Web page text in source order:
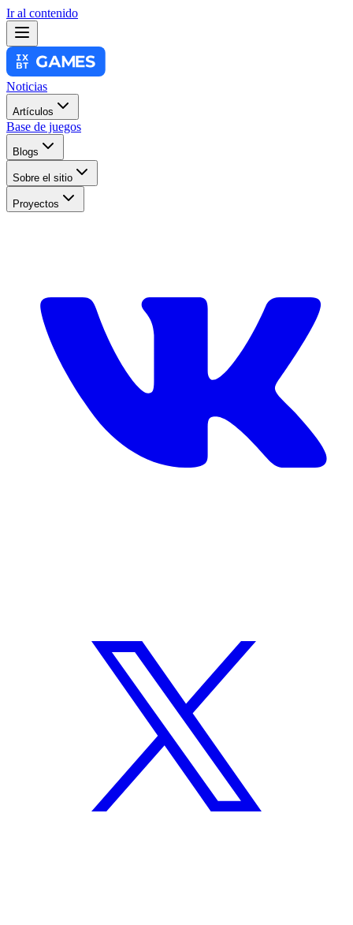
Ir al contenido
Noticias
Artículos
Base de juegos
Blogs
Sobre el sitio
Proyectos